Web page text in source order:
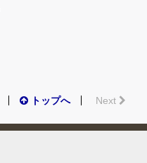
トップへ Next